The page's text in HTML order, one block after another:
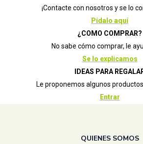
¡Contacte con nosotros y se lo
Pídalo aquí
¿COMO COMPRAR?
No sabe cómo comprar, le
Se lo explicamos
IDEAS PARA
Le proponemos algunos
Entrar
QUIENES SOMOS